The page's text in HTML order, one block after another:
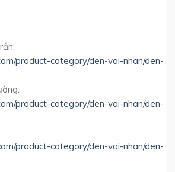
product-category/den-vai-nhan/den-
product-category/den-vai-nhan/den-
product-category/den-vai-nhan/den-